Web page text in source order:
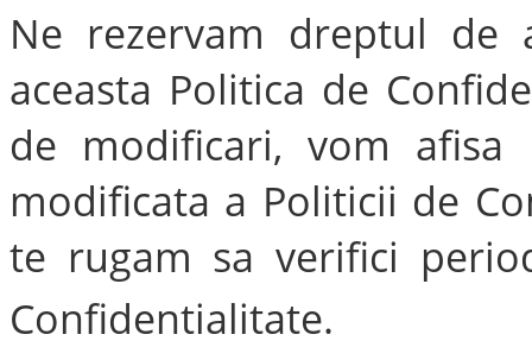
Ne rezervam dreptul de
aceasta Politica de
de modificari, vom afisa
modificata a Politicii de
te rugam sa verifici
Confidentialitate.